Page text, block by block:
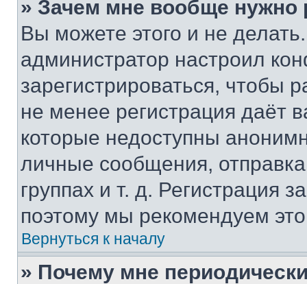
» Зачем мне вообще нужно
Вы можете этого и не
администратор настроил
зарегистрироваться, чтобы
не менее регистрация даёт
которые недоступны
личные сообщения,
группах и т. д. Регистрация
поэтому мы рекомендуем
Вернуться к началу
» Почему мне